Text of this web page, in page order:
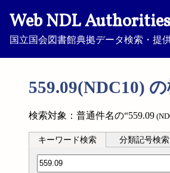
Web NDL Authorities
国立国会図書館典拠データ検索・提
559.09(NDC10)
検索対象：普通件名の“559.09
キーワード検索 分類記号検索
分類記号検索